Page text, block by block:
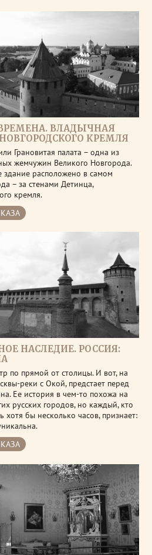
ВЛАДЫЧНАЯ
КРЕМЛЯ
Грановитая палата – одна из
жемчужин Великого Новгорода.
здание расположено в самом
– за стенами Детинца,
кремля.
НАСЛЕДИЕ. РОССИЯ:
по прямой от столицы. И вот, на
реки с Окой, предстает перед
Ее история в чем-то похожа на
русских городов, но каждый, кто
хотя бы несколько часов, признает: